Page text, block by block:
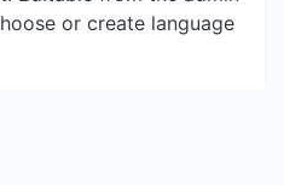
or create language